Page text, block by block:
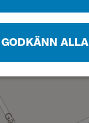
GODKÄNN ALLA